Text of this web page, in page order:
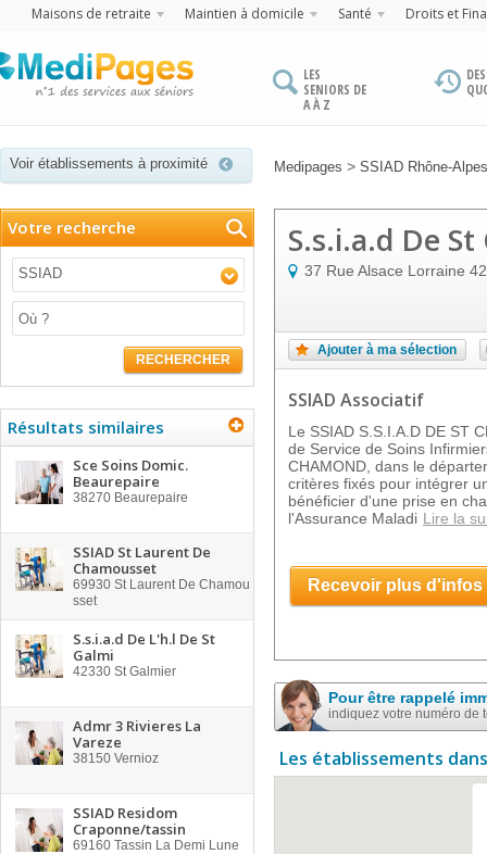
Maisons de retraite Maintien à domicile Santé Droits et
LES
SENIORS DE
A À Z
Voir établissements à proximité Medipages > SSIAD Rhône-Alpes
Votre recherche
SSIAD
RECHERCHER
Résultats similaires
Sce Soins Domic.
Beaurepaire
38270 Beaurepaire
SSIAD St Laurent De
Chamousset
69930 St Laurent De Chamou
sset
S.s.i.a.d De L'h.l De St
Galmi
42330 St Galmier
Admr 3 Rivieres La
Vareze
38150 Vernioz
SSIAD Residom
Craponne/tassin
69160 Tassin La Demi Lune
S.s.i.a.d De
37 Rue Alsace Lorraine
Ajouter à ma sélection
SSIAD Associatif
Le SSIAD S.S.I.A.D DE ST
de Service de Soins
CHAMOND, dans le
critères fixés pour intégrer
bénéficier d'une prise en
l'Assurance Maladi Lire la
Recevoir plus d'infos
Pour être rappelé
indiquez votre numéro de
Les établissements